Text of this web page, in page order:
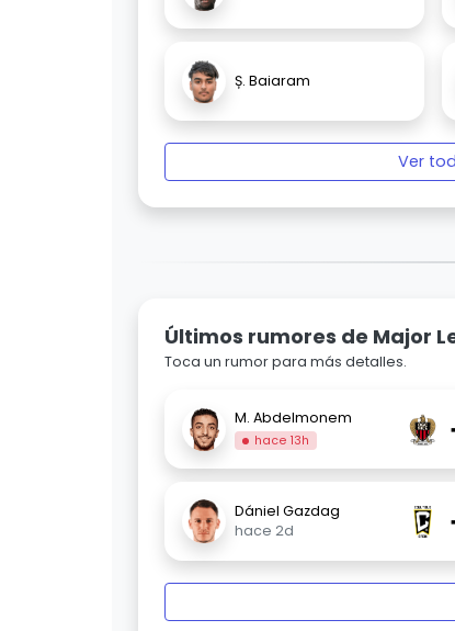
Ș. Baiaram
Ver
Últimos rumores de Major
Toca un rumor para más detalles.
M. Abdelmonem
hace 13h
Dániel Gazdag
hace 2d